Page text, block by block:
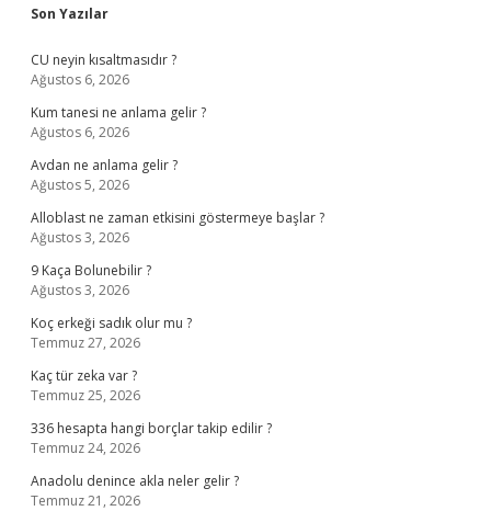
Sidebar
Son Yazılar
CU neyin kısaltmasıdır ?
Ağustos 6, 2026
Kum tanesi ne anlama gelir ?
Ağustos 6, 2026
Avdan ne anlama gelir ?
Ağustos 5, 2026
Alloblast ne zaman etkisini göstermeye başlar ?
Ağustos 3, 2026
9 Kaça Bolunebilir ?
Ağustos 3, 2026
Koç erkeği sadık olur mu ?
Temmuz 27, 2026
Kaç tür zeka var ?
Temmuz 25, 2026
336 hesapta hangi borçlar takip edilir ?
Temmuz 24, 2026
Anadolu denince akla neler gelir ?
Temmuz 21, 2026